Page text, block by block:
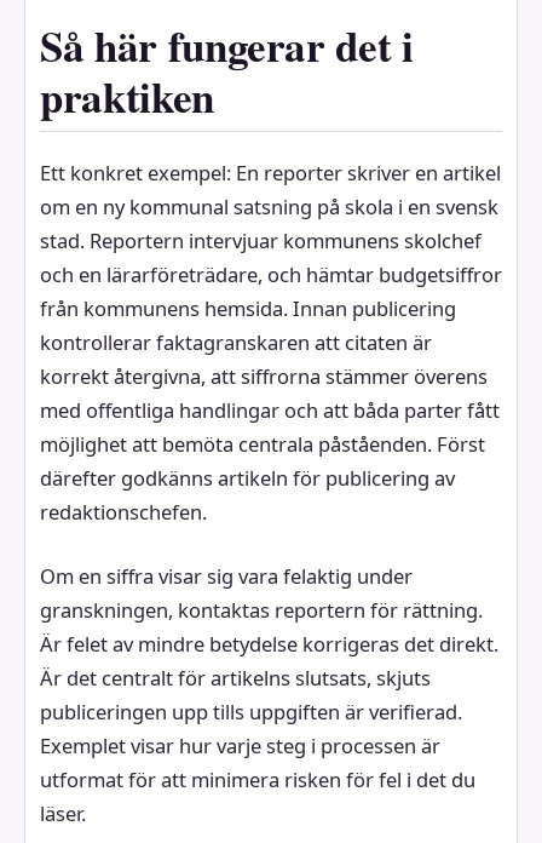
Så här fungerar det i
praktiken
Ett konkret exempel: En reporter skriver en artikel
om en ny kommunal satsning på skola i en svensk
stad. Reportern intervjuar kommunens skolchef
och en lärarföreträdare, och hämtar budgetsiffror
från kommunens hemsida. Innan publicering
kontrollerar faktagranskaren att citaten är
korrekt återgivna, att siffrorna stämmer överens
med offentliga handlingar och att båda parter fått
möjlighet att bemöta centrala påståenden. Först
därefter godkänns artikeln för publicering av
redaktionschefen.
Om en siffra visar sig vara felaktig under
granskningen, kontaktas reportern för rättning.
Är felet av mindre betydelse korrigeras det direkt.
Är det centralt för artikelns slutsats, skjuts
publiceringen upp tills uppgiften är verifierad.
Exemplet visar hur varje steg i processen är
utformat för att minimera risken för fel i det du
läser.